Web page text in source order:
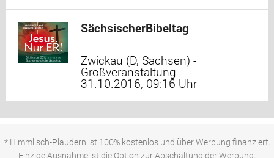
SächsischerBibeltag
Zwickau (D, Sachsen) -
Großveranstaltung
31.10.2016, 09:16 Uhr
* Himmlisch-Plaudern ist 100% kostenlos und über Werbung finanziert.
Einzige Ausnahme ist die Option zur Abschaltung der Werbung.